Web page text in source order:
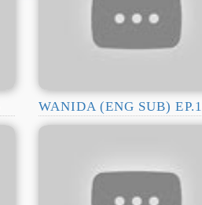
WANIDA (ENG SUB)